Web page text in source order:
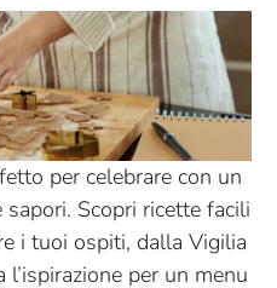
per celebrare con un
Scopri ricette facili
i tuoi ospiti, dalla Vigilia
per un menu